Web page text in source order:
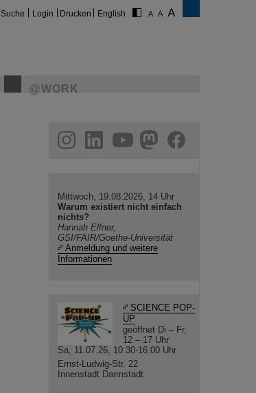
Suche Login Drucken English
@WORK
helmholtz.social
facebook
Mittwoch, 19.08.2026, 14 Uhr
Warum existiert nicht einfach
nichts?
Hannah Elfner,
GSI/FAIR/Goethe-Universität
Anmeldung und weitere
Informationen
SCIENCE POP-
UP
geöffnet Di – Fr,
12 – 17 Uhr
Sa, 11.07.26, 10:30-16:00 Uhr
Ernst-Ludwig-Str. 22
Innenstadt Darmstadt